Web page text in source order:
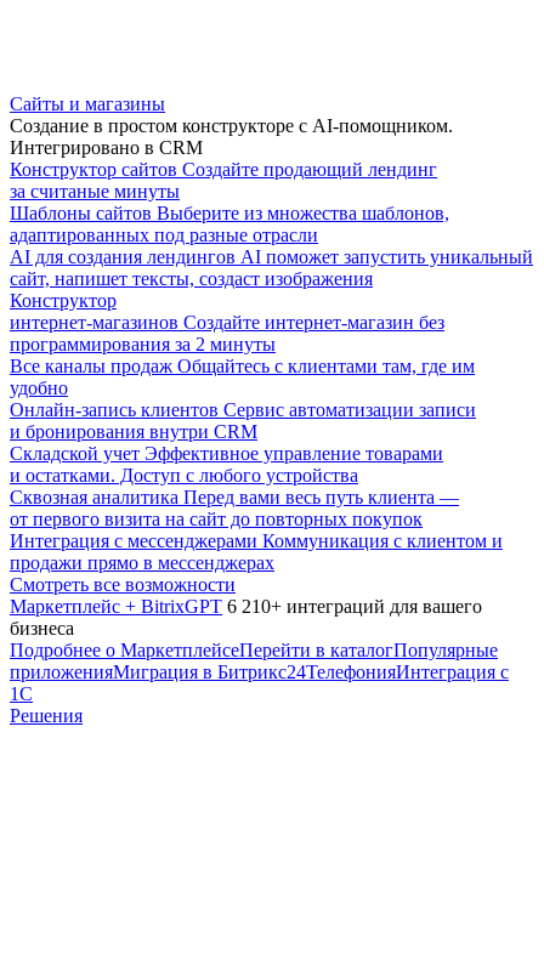
Сайты и магазины
Создание в простом конструкторе с AI-помощником.
Интегрировано в CRM
Конструктор сайтов Создайте продающий лендинг
за считаные минуты
Шаблоны сайтов Выберите из множества шаблонов,
адаптированных под разные отрасли
AI для создания лендингов AI поможет запустить уникальный
сайт, напишет тексты, создаст изображения
Конструктор
интернет-магазинов Создайте интернет-магазин без
программирования за 2 минуты
Все каналы продаж Общайтесь с клиентами там, где им
удобно
Онлайн-запись клиентов Сервис автоматизации записи
и бронирования внутри CRM
Складской учет Эффективное управление товарами
и остатками. Доступ с любого устройства
Сквозная аналитика Перед вами весь путь клиента —
от первого визита на сайт до повторных покупок
Интеграция с мессенджерами Коммуникация с клиентом и
продажи прямо в мессенджерах
Смотреть все возможности
Маркетплейс + BitrixGPT 6 210+ интеграций для вашего
бизнеса
Подробнее о МаркетплейсеПерейти в каталогПопулярные
приложенияМиграция в Битрикс24ТелефонияИнтеграция с
1С
Решения